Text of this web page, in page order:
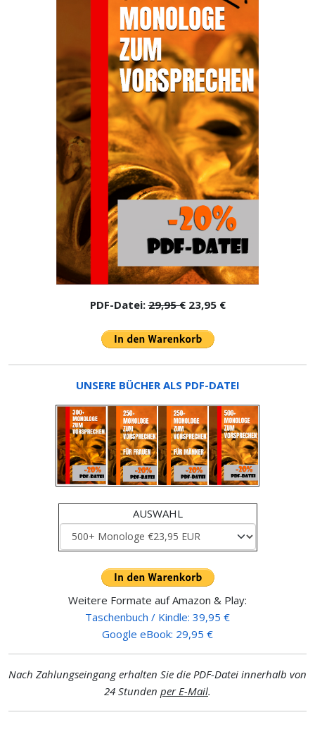
PDF-Datei:29,95 €23,95 €
UNSERE BÜCHER ALS PDF-DATEI
AUSWAHL
Weitere Formate auf Amazon & Play:
Taschenbuch / Kindle: 39,95 €
Google eBook: 29,95 €
Nach Zahlungseingang erhalten Sie die PDF-Datei innerhalb von
24 Stunden per E-Mail.